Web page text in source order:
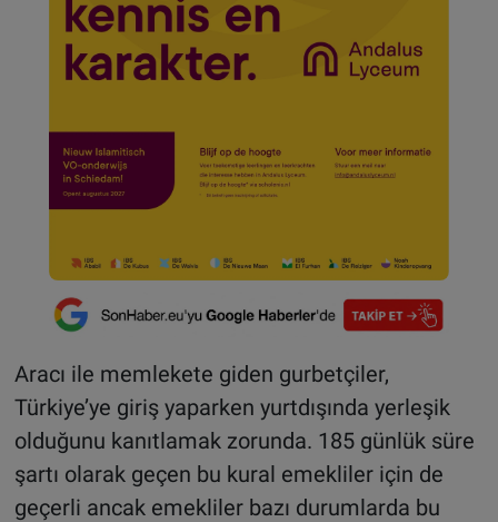
Aracı ile memlekete giden gurbetçiler,
Türkiye’ye giriş yaparken yurtdışında yerleşik
olduğunu kanıtlamak zorunda. 185 günlük süre
şartı olarak geçen bu kural emekliler için de
geçerli ancak emekliler bazı durumlarda bu